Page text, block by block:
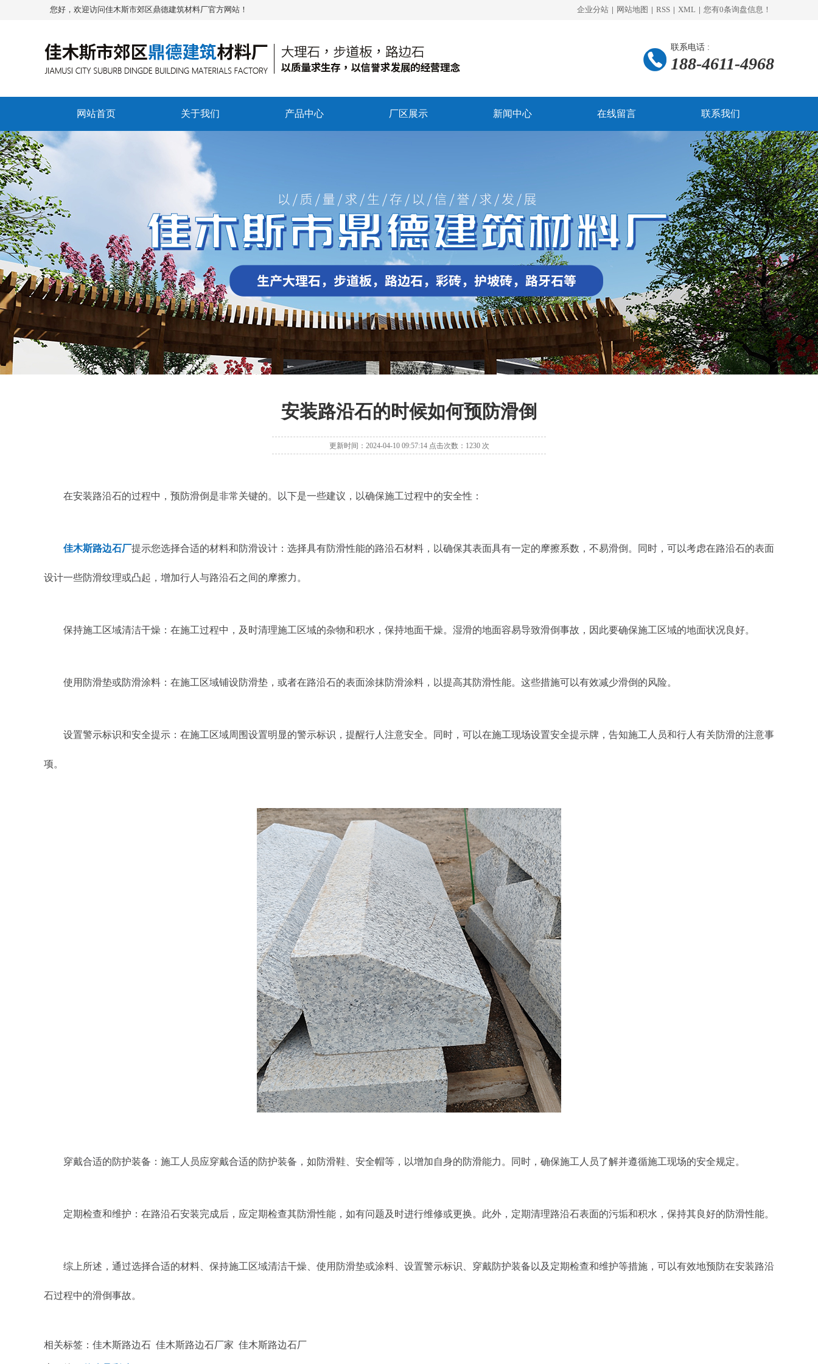
企业分站 | 网站地图 | RSS | XML | 您有0条询盘信息！
您好，欢迎访问佳木斯市郊区鼎德建筑材料厂官方网站！
联系电话 :
188-4611-4968
网站首页 关于我们 产品中心 厂区展示 新闻中心 在线留言 联系我们
安装路沿石的时候如何预防滑倒
更新时间：2024-04-10 09:57:14 点击次数：1230 次
在安装路沿石的过程中，预防滑倒是非常关键的。以下是一些建议，以确保施工过程中的安全性：
佳木斯路边石厂提示您选择合适的材料和防滑设计：选择具有防滑性能的路沿石材料，以确保其表面具有一定的摩擦系数，不易滑倒。同时，可以考虑在路沿石的表面
设计一些防滑纹理或凸起，增加行人与路沿石之间的摩擦力。
保持施工区域清洁干燥：在施工过程中，及时清理施工区域的杂物和积水，保持地面干燥。湿滑的地面容易导致滑倒事故，因此要确保施工区域的地面状况良好。
使用防滑垫或防滑涂料：在施工区域铺设防滑垫，或者在路沿石的表面涂抹防滑涂料，以提高其防滑性能。这些措施可以有效减少滑倒的风险。
设置警示标识和安全提示：在施工区域周围设置明显的警示标识，提醒行人注意安全。同时，可以在施工现场设置安全提示牌，告知施工人员和行人有关防滑的注意事
项。
穿戴合适的防护装备：施工人员应穿戴合适的防护装备，如防滑鞋、安全帽等，以增加自身的防滑能力。同时，确保施工人员了解并遵循施工现场的安全规定。
定期检查和维护：在路沿石安装完成后，应定期检查其防滑性能，如有问题及时进行维修或更换。此外，定期清理路沿石表面的污垢和积水，保持其良好的防滑性能。
综上所述，通过选择合适的材料、保持施工区域清洁干燥、使用防滑垫或涂料、设置警示标识、穿戴防护装备以及定期检查和维护等措施，可以有效地预防在安装路沿
石过程中的滑倒事故。
相关标签：佳木斯路边石 佳木斯路边石厂家 佳木斯路边石厂